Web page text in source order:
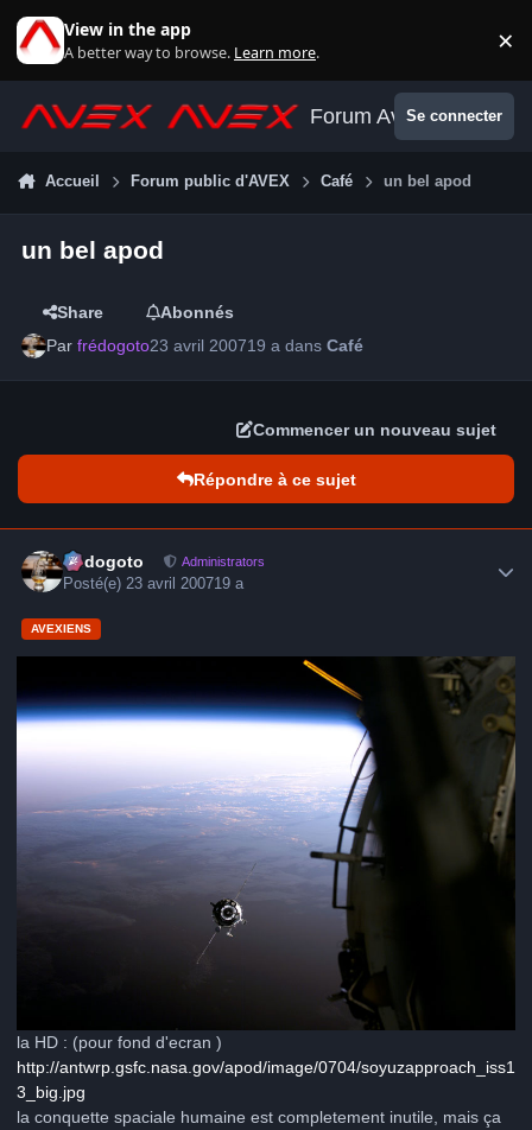
View in the app
A better way to browse. Learn more. ×
Forum AvexSe connecter
Accueil Forum public d'AVEX Café un bel apod
un bel apod
Share
Abonnés
Parfrédogoto23 avril 200719 a dansCafé
Commencer un nouveau sujet
Répondre à ce sujet
frédogoto Administrators
Posté(e) 23 avril 200719 a
AVEXIENS
la HD : (pour fond d'ecran )
http://antwrp.gsfc.nasa.gov/apod/image/0704/soyuzapproach_iss1
3_big.jpg
la conquette spaciale humaine est completement inutile, mais ça